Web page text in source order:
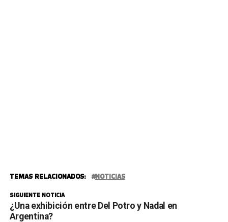
TEMAS RELACIONADOS: NOTICIAS
SIGUIENTE NOTICIA
¿Una exhibición entre Del Potro y Nadal en
Argentina?